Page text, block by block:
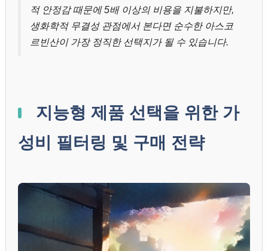
적 안정감 때문에 5배 이상의 비용을 지불하지만,
생화학적 무결성 관점에서 본다면 순수한 아스코
르빈산이 가장 정직한 선택지가 될 수 있습니다.
지능형 제품 선택을 위한 가
성비 필터링 및 구매 전략